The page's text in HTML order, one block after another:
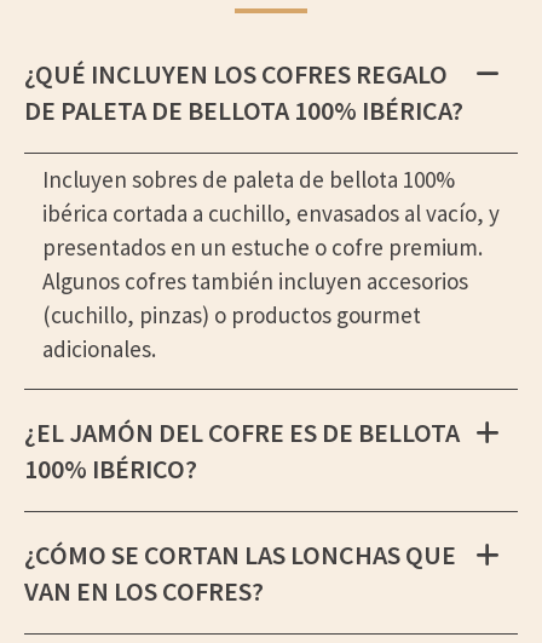
¿QUÉ INCLUYEN LOS COFRES REGALO
DE PALETA DE BELLOTA 100% IBÉRICA?
Incluyen sobres de paleta de bellota 100%
ibérica cortada a cuchillo, envasados al vacío, y
presentados en un estuche o cofre premium.
Algunos cofres también incluyen accesorios
(cuchillo, pinzas) o productos gourmet
adicionales.
¿EL JAMÓN DEL COFRE ES DE BELLOTA
100% IBÉRICO?
¿CÓMO SE CORTAN LAS LONCHAS QUE
VAN EN LOS COFRES?